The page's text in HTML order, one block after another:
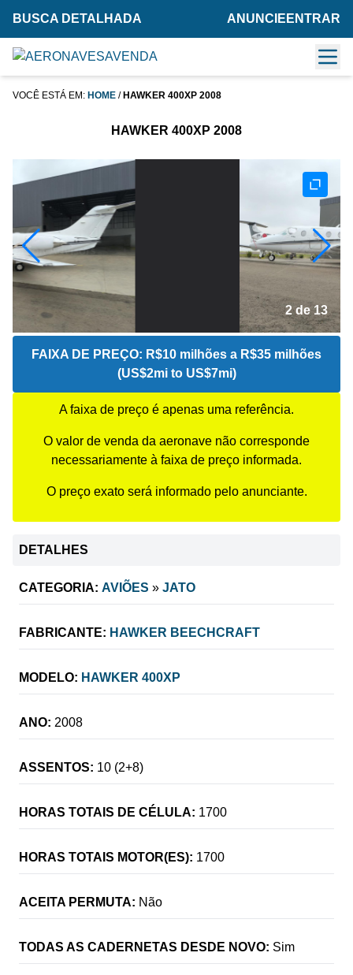
BUSCA DETALHADA ANUNCIE ENTRAR
VOCÊ ESTÁ EM: HOME / HAWKER 400XP 2008
HAWKER 400XP 2008
2 de 13
FAIXA DE PREÇO: R$10 milhões a R$35 milhões
(US$2mi to US$7mi)
A faixa de preço é apenas uma referência.
O valor de venda da aeronave não corresponde
necessariamente à faixa de preço informada.
O preço exato será informado pelo anunciante.
DETALHES
CATEGORIA: AVIÕES » JATO
FABRICANTE: HAWKER BEECHCRAFT
MODELO: HAWKER 400XP
ANO: 2008
ASSENTOS: 10 (2+8)
HORAS TOTAIS DE CÉLULA: 1700
HORAS TOTAIS MOTOR(ES): 1700
ACEITA PERMUTA: Não
TODAS AS CADERNETAS DESDE NOVO: Sim